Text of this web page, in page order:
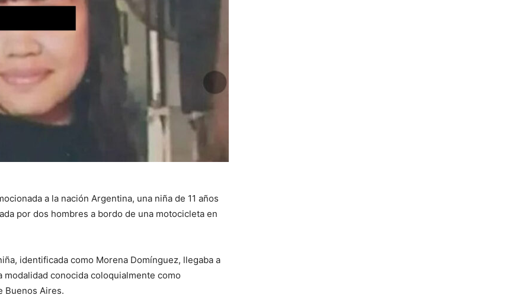
a la nación Argentina, una niña de 11 años
por dos hombres a bordo de una motocicleta en
identificada como Morena Domínguez, llegaba a
conocida coloquialmente como
Buenos Aires.